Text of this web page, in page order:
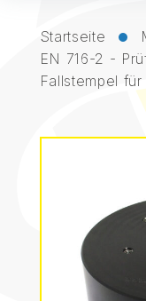
Startseite
EN 716-2 -
Fallstempel